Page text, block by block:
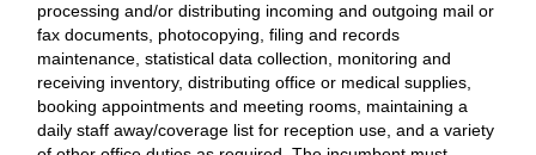
processing and/or distributing incoming and outgoing mail or
fax documents, photocopying, filing and records
maintenance, statistical data collection, monitoring and
receiving inventory, distributing office or medical supplies,
booking appointments and meeting rooms, maintaining a
daily staff away/coverage list for reception use, and a variety